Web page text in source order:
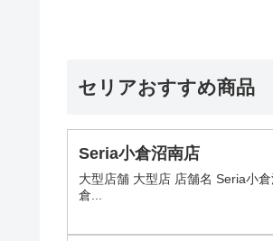
セリアおすすめ商品
Seria小倉沼南店
大型店舗 大型店 店舗名 Seria小
倉...